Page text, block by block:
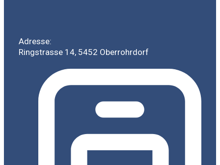
Adresse:
Ringstrasse 14, 5452 Oberrohrdorf